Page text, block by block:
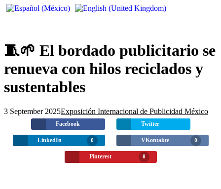
🧵🌱 El bordado publicitario se
renueva con hilos reciclados y
sustentables
3 September 2025Exposición Internacional de Publicidad México
Facebook Twitter
LinkedIn 0 VKontakte 0
Pinterest 0